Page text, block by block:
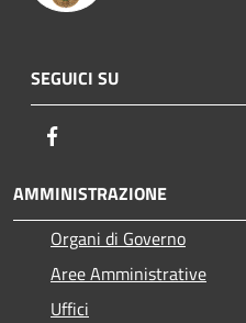
SEGUICI SU
AMMINISTRAZIONE
Organi di Governo
Aree Amministrative
Uffici